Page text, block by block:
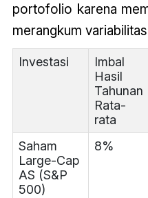
portofolio karena
merangkum
Investasi
Imbal
Hasil
Tahunan
Rata-
rata
Saham
Large-Cap
AS (S&P
500)
8%